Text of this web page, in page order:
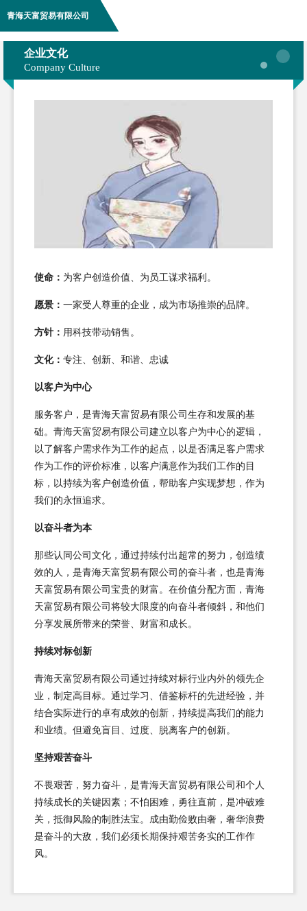
青海天富贸易有限公司
企业文化
Company Culture
使命： 为客户创造价值、为员工谋求福利。
愿景： 一家受人尊重的企业，成为市场推崇的品牌。
方针： 用科技带动销售。
文化： 专注、创新、和谐、忠诚
以客户为中心
服务客户，是青海天富贸易有限公司生存和发展的基
础。青海天富贸易有限公司建立以客户为中心的逻辑，
以了解客户需求作为工作的起点，以是否满足客户需求
作为工作的评价标准，以客户满意作为我们工作的目
标，以持续为客户创造价值，帮助客户实现梦想，作为
我们的永恒追求。
以奋斗者为本
那些认同公司文化，通过持续付出超常的努力，创造绩
效的人，是青海天富贸易有限公司的奋斗者，也是青海
天富贸易有限公司宝贵的财富。在价值分配方面，青海
天富贸易有限公司将较大限度的向奋斗者倾斜，和他们
分享发展所带来的荣誉、财富和成长。
持续对标创新
青海天富贸易有限公司通过持续对标行业内外的领先企
业，制定高目标。通过学习、借鉴标杆的先进经验，并
结合实际进行的卓有成效的创新，持续提高我们的能力
和业绩。但避免盲目、过度、脱离客户的创新。
坚持艰苦奋斗
不畏艰苦，努力奋斗，是青海天富贸易有限公司和个人
持续成长的关键因素；不怕困难，勇往直前，是冲破难
关，抵御风险的制胜法宝。成由勤俭败由奢，奢华浪费
是奋斗的大敌，我们必须长期保持艰苦务实的工作作
风。